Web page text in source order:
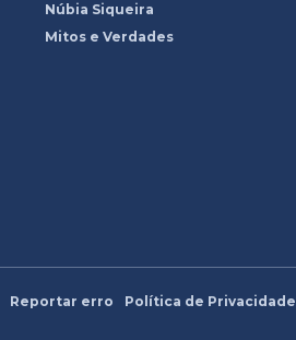
Núbia Siqueira
Mitos e Verdades
Reportar erro Política de Privacidade